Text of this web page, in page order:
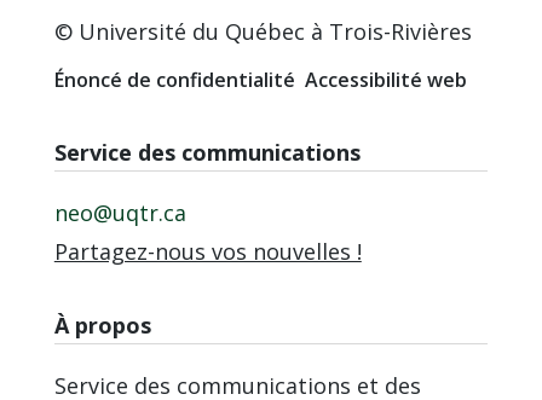
© Université du Québec à Trois-Rivières
Énoncé de confidentialité Accessibilité web
Service des communications
neo@uqtr.ca
Partagez-nous vos nouvelles !
À propos
Service des communications et des